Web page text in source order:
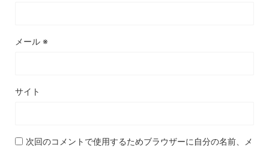
メール ※
サイト
次回のコメントで使用するためブラウザーに自分の名前、メ